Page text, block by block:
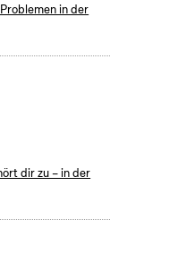
in der
dir zu – in der